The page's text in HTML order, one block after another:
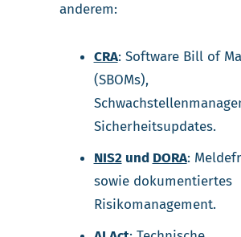
anderem:
CRA: Software Bill of
(SBOMs),
Sicherheitsupdates.
NIS2und DORA:
sowie dokumentiertes
Risikomanagement.